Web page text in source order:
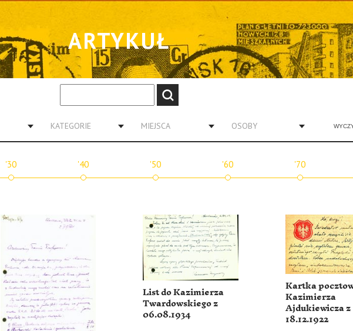
ARTYKUŁ
KATEGORIE MIEJSCA OSOBY
'30 '40 '50 '60 '70
List do Kazimierza
Twardowskiego z
06.08.1934
Kartka
Kazimierza
Ajdukiewicza z
18.12.1922